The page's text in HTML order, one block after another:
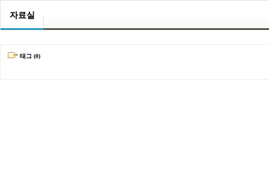
자료실
태그 (0)